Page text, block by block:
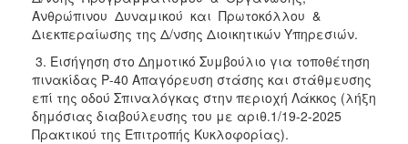
ΠΟΛΙΤΙΣΜΟΣ
ΑΝΘΕΚΤΙΚΗ
ΠΟΛΗ
Ανθρώπινου Δυναμικού και Πρωτοκόλλου &
Διεκπεραίωσης της Δ/νσης Διοικητικών Υπηρεσιών.
3. Εισήγηση στο Δημοτικό Συμβούλιο για τοποθέτηση
πινακίδας Ρ-40 Απαγόρευση στάσης και στάθμευσης
επί της οδού Σπιναλόγκας στην περιοχή Λάκκος (λήξη
δημόσιας διαβούλευσης του με αριθ.1/19-2-2025
Πρακτικού της Επιτροπής Κυκλοφορίας).